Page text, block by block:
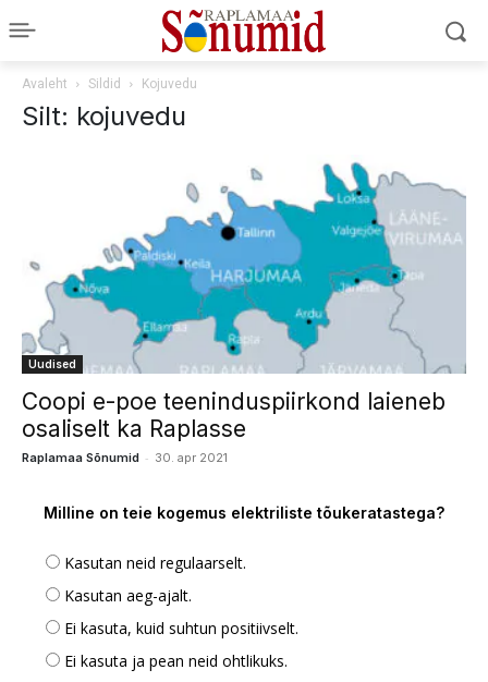
Avaleht Sildid Kojuvedu
Silt: kojuvedu
Uudised
Coopi e-poe teeninduspiirkond laieneb
osaliselt ka Raplasse
Raplamaa Sõnumid - 30. apr 2021
Milline on teie kogemus elektriliste tõukeratastega?
Kasutan neid regulaarselt.
Kasutan aeg-ajalt.
Ei kasuta, kuid suhtun positiivselt.
Ei kasuta ja pean neid ohtlikuks.